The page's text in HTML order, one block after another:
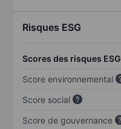
Risques ESG
Scores des risques ESG
Score environnemental
Score social
Score de gouvernance